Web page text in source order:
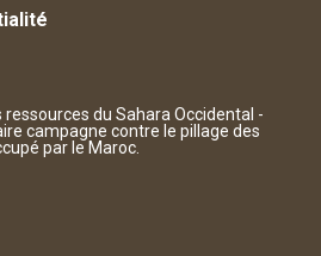
ressources du Sahara Occidental -
campagne contre le pillage des
par le Maroc.